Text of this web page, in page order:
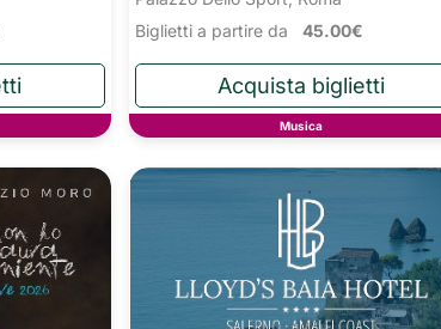
Biglietti a partire da 45.00€
Musica